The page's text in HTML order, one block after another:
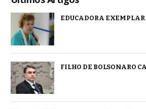
EDUCADORA
FILHO DE BOLSONARO